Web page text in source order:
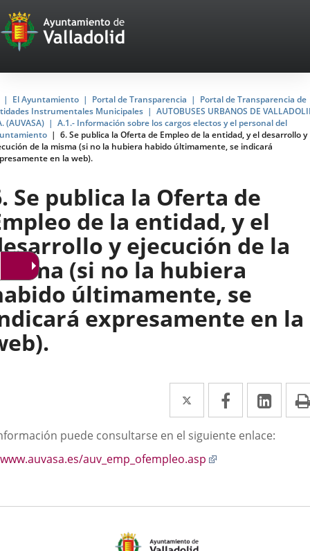
Portal
Web
del
Ayuntamiento
de
Valladolid
El Ayuntamiento Portal de Transparencia
Portal de Transparencia de
Instrumentales Municipales
AUTOBUSES URBANOS DE
(AUVASA)
A.1.- Información sobre los cargos electos y el personal del
6. Se publica la Oferta de Empleo de la entidad, y el desarrollo y
de la misma (si no la hubiera habido últimamente, se indicará
en la web).
Se publica la Oferta de
de la entidad, y el
y ejecución de la
(si no la hubiera
últimamente, se
expresamente en la
Twitter
Enlace
a
una
aplicación
Facebook
Enlace
a
una
a
una
puede consultarse en el siguiente enlace:
www.auvasa.es/auv_emp_ofempleo.asp
aplicación